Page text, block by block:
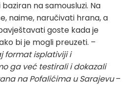
na samousluzi. Na
naime, naručivati hrana, a
goste kada je
bi je mogli preuzeti. –
format isplativiji i
ga već testirali i dokazali
na Pofalićima u Sarajevu–